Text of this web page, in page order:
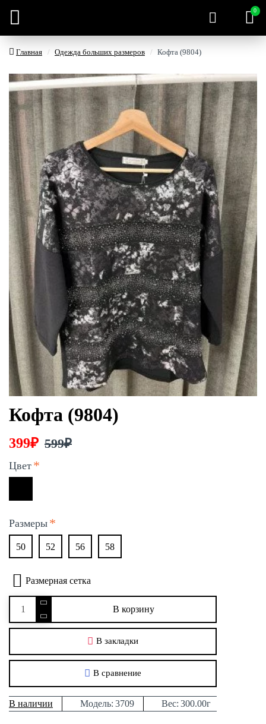
0
Главная Одежда больших размеров Кофта (9804)
Кофта (9804)
В наличии Модель: 3709 Вес: 300.00г
399₽ 599₽
Цвет
Размеры
50 52 56 58
В корзину
В закладки
В сравнение
Размерная сетка